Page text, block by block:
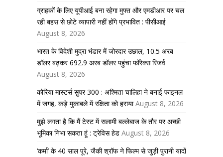
ग्राहकों के लिए यूपीआई बना रहेगा मुफ्त और एमडीआर पर चल
रही बहस से छोटे व्यापारी नहीं होंगे प्रभावित : पीसीआई
August 8, 2026
भारत के विदेशी मुद्रा भंडार में जोरदार उछाल, 10.5 अरब
डॉलर बढ़कर 692.9 अरब डॉलर पहुंचा फॉरेक्स रिजर्व
August 8, 2026
कोरिया मास्टर्स सुपर 300 : अश्मिता चालिहा ने बनाई फाइनल
में जगह, कड़े मुकाबले में रक्षिता को हराया August 8, 2026
मुझे लगता है कि मैं टेस्ट में सलामी बल्लेबाज के तौर पर अच्छी
भूमिका निभा सकता हूं : ट्रेविस हेड August 8, 2026
‘कर्मा’ के 40 साल पूरे, जैकी श्रॉफ ने फिल्म से जुड़ी पुरानी यादों